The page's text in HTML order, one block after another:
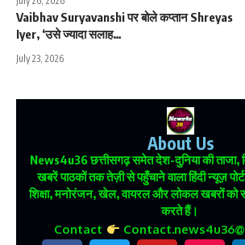
Vaibhav Suryavanshi पर बोले कप्तान Shreyas
Iyer, ‘उसे ज्यादा सलाह…
July 23, 2026
About Us
News4u36छत्तीसगढ़ समेत देश-दुनिया की ताजा,
खबरें पाठकों तक तेज़ी से पहुँचाने वाला हिंदी न्यूज़
शिक्षा, मनोरंजन, खेल, वायरल और लोकल खबरों को
करते हैं।
Contact